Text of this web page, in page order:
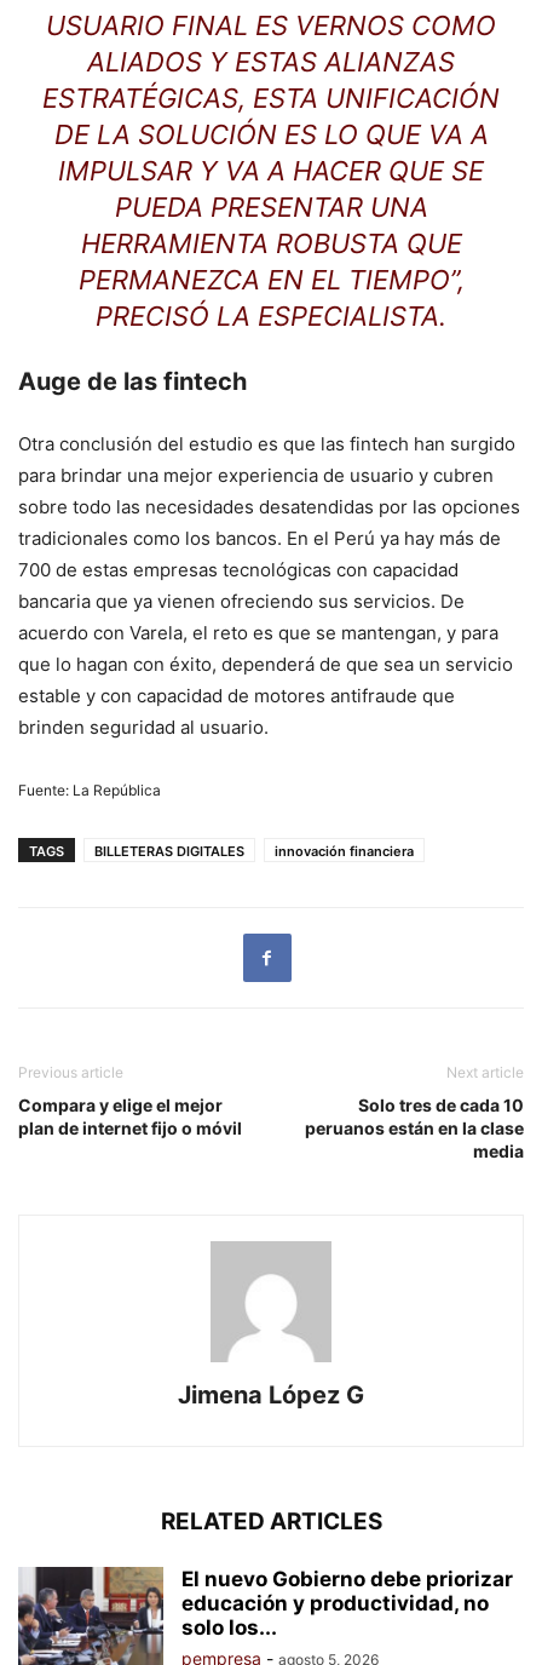
USUARIO FINAL ES VERNOS COMO
ALIADOS Y ESTAS ALIANZAS
ESTRATÉGICAS, ESTA UNIFICACIÓN
DE LA SOLUCIÓN ES LO QUE VA A
IMPULSAR Y VA A HACER QUE SE
PUEDA PRESENTAR UNA
HERRAMIENTA ROBUSTA QUE
PERMANEZCA EN EL TIEMPO”,
PRECISÓ LA ESPECIALISTA.
Auge de las fintech
Otra conclusión del estudio es que las fintech han surgido
para brindar una mejor experiencia de usuario y cubren
sobre todo las necesidades desatendidas por las opciones
tradicionales como los bancos. En el Perú ya hay más de
700 de estas empresas tecnológicas con capacidad
bancaria que ya vienen ofreciendo sus servicios. De
acuerdo con Varela, el reto es que se mantengan, y para
que lo hagan con éxito, dependerá de que sea un servicio
estable y con capacidad de motores antifraude que
brinden seguridad al usuario.
Fuente: La República
TAGS BILLETERAS DIGITALES innovación financiera
Previous article
Compara y elige el mejor
plan de internet fijo o móvil
Next article
Solo tres de cada 10
peruanos están en la clase
media
Jimena López G
RELATED ARTICLES
El nuevo Gobierno debe priorizar
educación y productividad, no
solo los...
pempresa - agosto 5, 2026